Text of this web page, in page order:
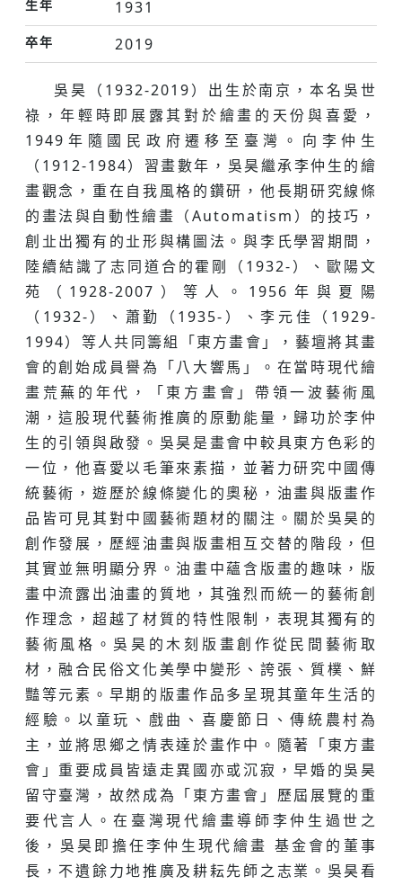
生年 1931
卒年 2019
吳昊（1932-2019）出生於南京，本名吳世
祿，年輕時即展露其對於繪畫的天份與喜愛，
1949年隨國民政府遷移至臺灣。向李仲生
（1912-1984）習畫數年，吳昊繼承李仲生的繪
畫觀念，重在自我風格的鑽研，他長期研究線條
的畫法與自動性繪畫（Automatism）的技巧，
創㐀出獨有的㐀形與構圖法。與李氏學習期間，
陸續結識了志同道合的霍剛（1932-）、歐陽文
苑（1928-2007）等人。1956年與夏陽
（1932-）、蕭勤（1935-）、李元佳（1929-
1994）等人共同籌組「東方畫會」，藝壇將其畫
會的創始成員譽為「八大響馬」。在當時現代繪
畫荒蕪的年代，「東方畫會」帶領一波藝術風
潮，這股現代藝術推廣的原動能量，歸功於李仲
生的引領與啟發。吳昊是畫會中較具東方色彩的
一位，他喜愛以毛筆來素描，並著力研究中國傳
統藝術，遊歷於線條變化的奧秘，油畫與版畫作
品皆可見其對中國藝術題材的關注。關於吳昊的
創作發展，歷經油畫與版畫相互交替的階段，但
其實並無明顯分界。油畫中蘊含版畫的趣味，版
畫中流露出油畫的質地，其強烈而統一的藝術創
作理念，超越了材質的特性限制，表現其獨有的
藝術風格。吳昊的木刻版畫創作從民間藝術取
材，融合民俗文化美學中變形、誇張、質樸、鮮
豔等元素。早期的版畫作品多呈現其童年生活的
經驗。以童玩、戲曲、喜慶節日、傳統農村為
主，並將思鄉之情表達於畫作中。隨著「東方畫
會」重要成員皆遠走異國亦或沉寂，早婚的吳昊
留守臺灣，故然成為「東方畫會」歷屆展覽的重
要代言人。在臺灣現代繪畫導師李仲生過世之
後，吳昊即擔任李仲生現代繪畫 基金會的董事
長，不遺餘力地推廣及耕耘先師之志業。吳昊看